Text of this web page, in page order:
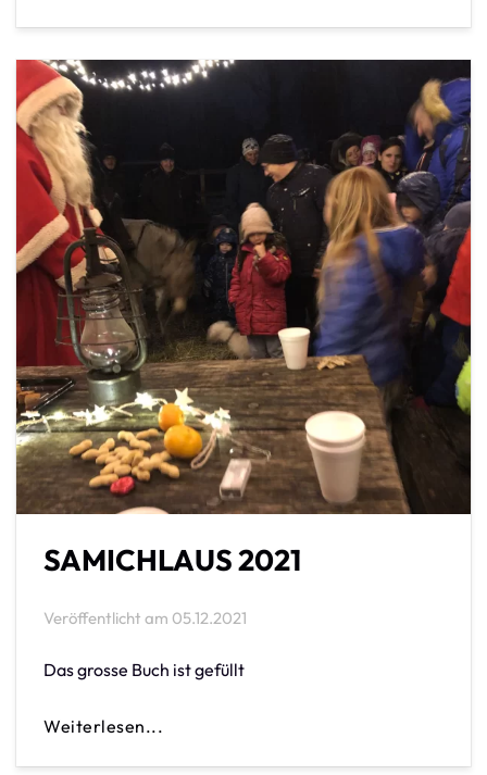
SAMICHLAUS 2021
Veröffentlicht am 05.12.2021
Das grosse Buch ist gefüllt
Weiterlesen...